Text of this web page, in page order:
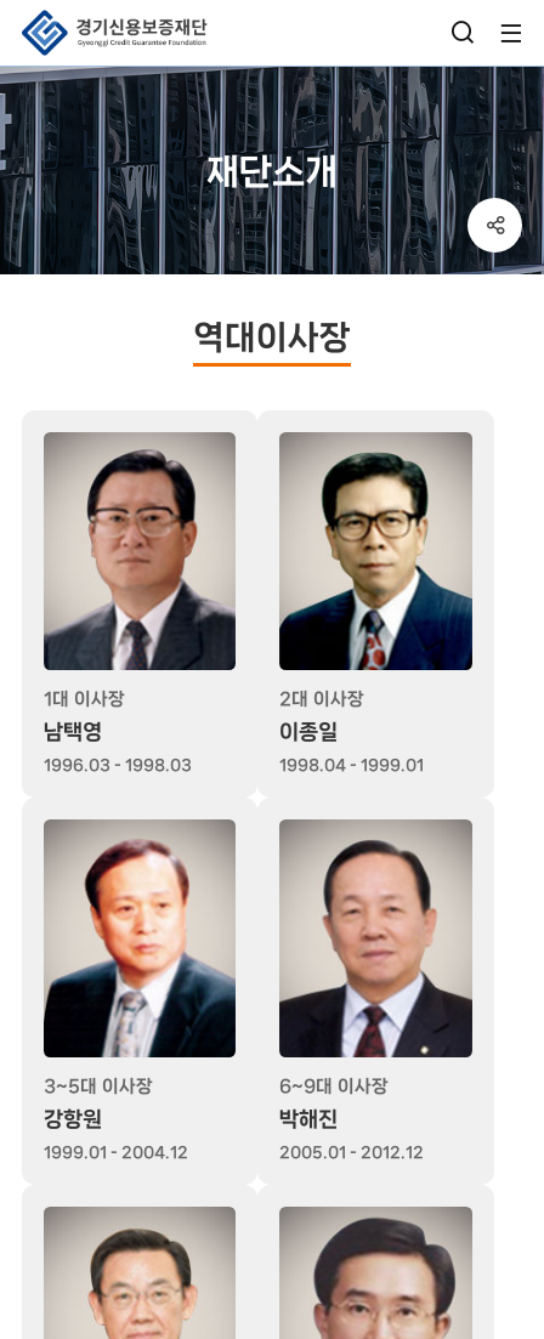
검
색
창
열
기
버
사
이
트
맵
열
기
재단소개
sns
공
역대이사장
1대 이사장
남택영
1996.03 - 1998.03
2대 이사장
이종일
1998.04 - 1999.01
3~5대 이사장
강항원
1999.01 - 2004.12
6~9대 이사장
박해진
2005.01 - 2012.12